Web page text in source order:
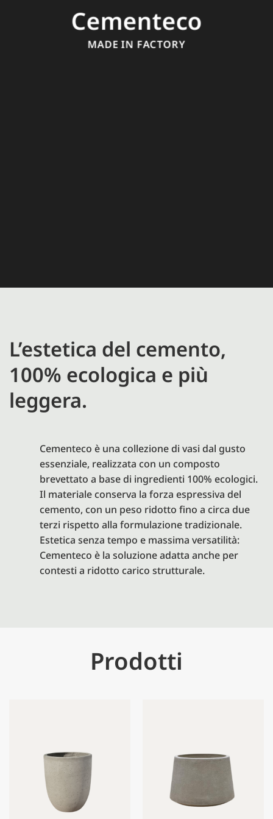
Cementeco
MADE IN FACTORY
L’estetica del cemento,
100% ecologica e più
leggera.
Cementeco è una collezione di vasi dal gusto
essenziale, realizzata con un composto
brevettato a base di ingredienti 100% ecologici.
Il materiale conserva la forza espressiva del
cemento, con un peso ridotto fino a circa due
terzi rispetto alla formulazione tradizionale.
Estetica senza tempo e massima versatilità:
Cementeco è la soluzione adatta anche per
contesti a ridotto carico strutturale.
Prodotti